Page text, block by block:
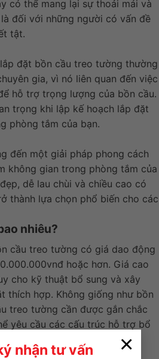
nhận tư vấn ×
có thể mang lại sự thoải mái và
đối với những người có vấn đề
tật.
đặt bồn cầu treo tường thường
gia, vì nó liên quan đến việc
hỗ trợ trọng lượng của bồn cầu.
trọng khi lập kế hoạch lắp đặt
phòng tắm của bạn.
đến một giải pháp phong cách
không gian trong phòng tắm của
dễ lau chùi và chiều cao có
thành lựa chọn phổ biến cho các
nhiêu?
cầu treo tường có giá dao động
hoặc hơn. Giá cao
cho kỹ thuật bổ sung và xây
thích hợp. Không giống như bồn
treo tường cần được gắn chắc
yêu cầu các cấu trúc hỗ trợ bổ
chịu trọng lượng.